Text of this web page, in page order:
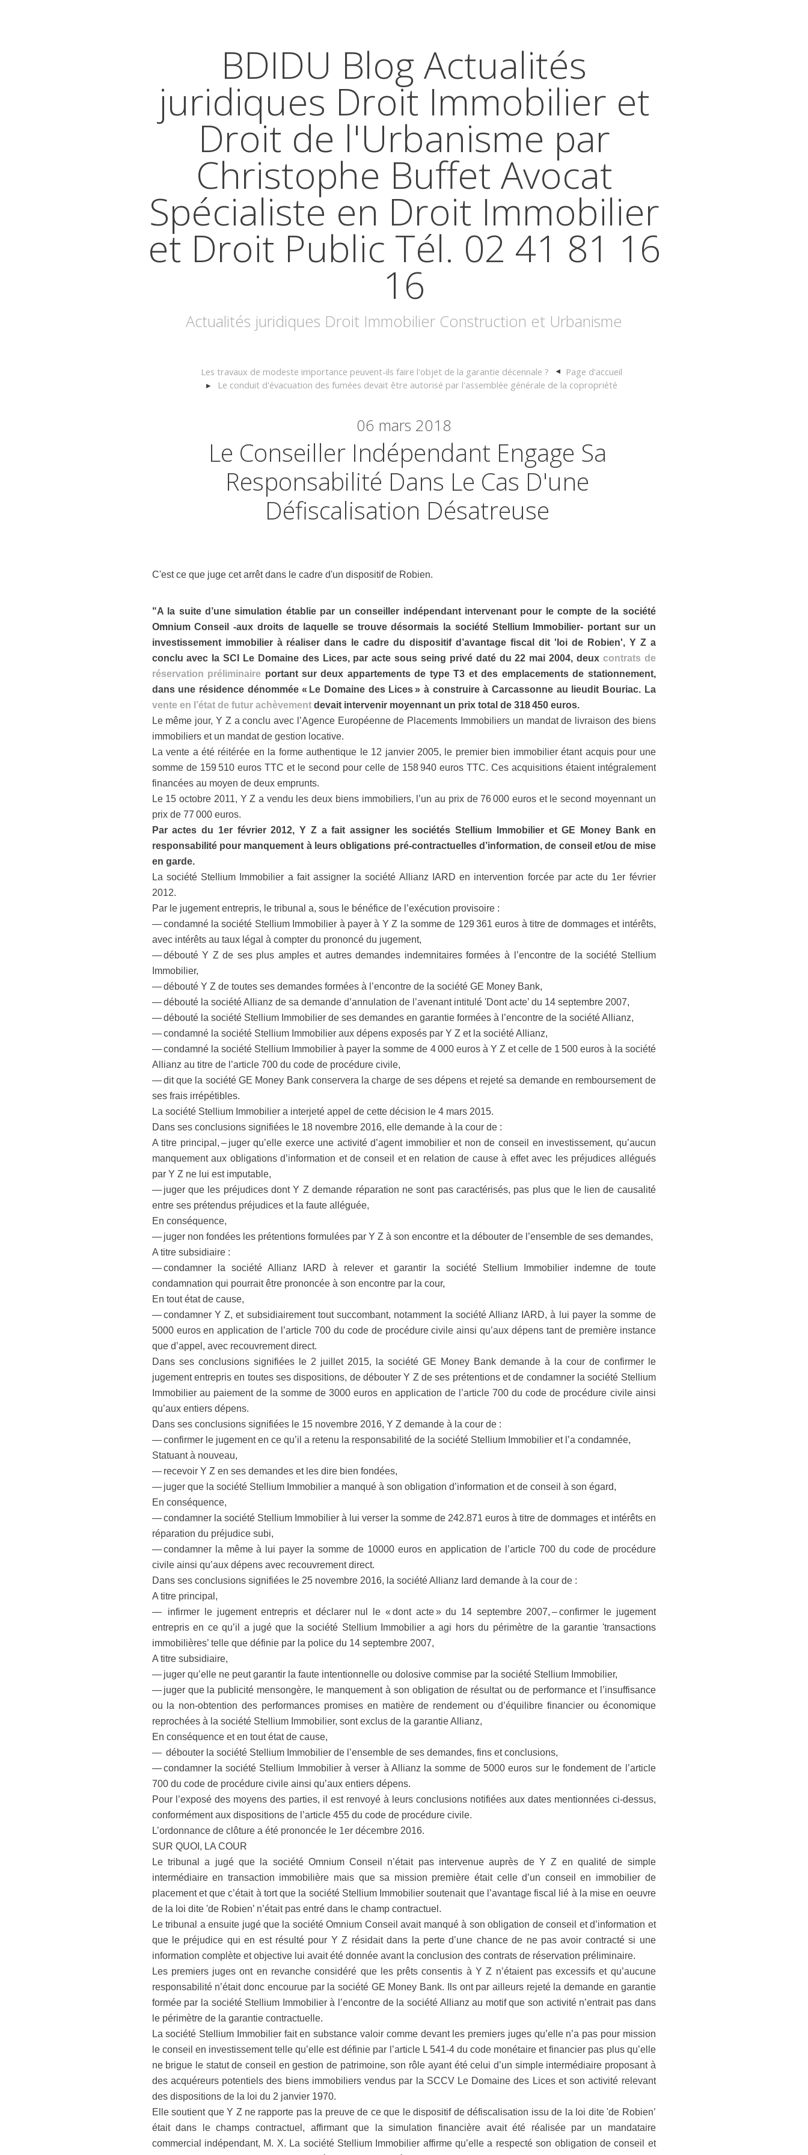
BDIDU Blog Actualités
juridiques Droit Immobilier et
Droit de l'Urbanisme par
Christophe Buffet Avocat
Spécialiste en Droit Immobilier
et Droit Public Tél. 02 41 81 16
16
Actualités juridiques Droit Immobilier Construction et Urbanisme
Les travaux de modeste importance peuvent-ils faire l'objet de la garantie décennale ?
Page d'accueil
Le conduit d'évacuation des fumées devait être autorisé par l'assemblée générale de la copropriété
06 mars 2018
Le Conseiller Indépendant Engage Sa
Responsabilité Dans Le Cas D'une
Défiscalisation Désatreuse
C'est ce que juge cet arrêt dans le cadre d'un dispositif de Robien.
"A la suite d’une simulation établie par un conseiller indépendant intervenant pour le compte de la société
Omnium Conseil -aux droits de laquelle se trouve désormais la société Stellium Immobilier- portant sur un
investissement immobilier à réaliser dans le cadre du dispositif d’avantage fiscal dit 'loi de Robien', Y Z a
conclu avec la SCI Le Domaine des Lices, par acte sous seing privé daté du 22 mai 2004, deux contrats de
réservation préliminaire portant sur deux appartements de type T3 et des emplacements de stationnement,
dans une résidence dénommée « Le Domaine des Lices » à construire à Carcassonne au lieudit Bouriac. La
vente en l’état de futur achèvementdevait intervenir moyennant un prix total de 318 450 euros.
Le même jour, Y Z a conclu avec l’Agence Européenne de Placements Immobiliers un mandat de livraison des biens
immobiliers et un mandat de gestion locative.
La vente a été réitérée en la forme authentique le 12 janvier 2005, le premier bien immobilier étant acquis pour une
somme de 159 510 euros TTC et le second pour celle de 158 940 euros TTC. Ces acquisitions étaient intégralement
financées au moyen de deux emprunts.
Le 15 octobre 2011, Y Z a vendu les deux biens immobiliers, l’un au prix de 76 000 euros et le second moyennant un
prix de 77 000 euros.
Par actes du 1er février 2012, Y Z a fait assigner les sociétés Stellium Immobilier et GE Money Bank en
responsabilité pour manquement à leurs obligations pré-contractuelles d’information, de conseil et/ou de mise
en garde.
La société Stellium Immobilier a fait assigner la société Allianz IARD en intervention forcée par acte du 1er février
2012.
Par le jugement entrepris, le tribunal a, sous le bénéfice de l’exécution provisoire :
— condamné la société Stellium Immobilier à payer à Y Z la somme de 129 361 euros à titre de dommages et intérêts,
avec intérêts au taux légal à compter du prononcé du jugement,
— débouté Y Z de ses plus amples et autres demandes indemnitaires formées à l’encontre de la société Stellium
Immobilier,
— débouté Y Z de toutes ses demandes formées à l’encontre de la société GE Money Bank,
— débouté la société Allianz de sa demande d’annulation de l’avenant intitulé 'Dont acte’ du 14 septembre 2007,
— débouté la société Stellium Immobilier de ses demandes en garantie formées à l’encontre de la société Allianz,
— condamné la société Stellium Immobilier aux dépens exposés par Y Z et la société Allianz,
— condamné la société Stellium Immobilier à payer la somme de 4 000 euros à Y Z et celle de 1 500 euros à la société
Allianz au titre de l’article 700 du code de procédure civile,
— dit que la société GE Money Bank conservera la charge de ses dépens et rejeté sa demande en remboursement de
ses frais irrépétibles.
La société Stellium Immobilier a interjeté appel de cette décision le 4 mars 2015.
Dans ses conclusions signifiées le 18 novembre 2016, elle demande à la cour de :
A titre principal, – juger qu’elle exerce une activité d’agent immobilier et non de conseil en investissement, qu’aucun
manquement aux obligations d’information et de conseil et en relation de cause à effet avec les préjudices allégués
par Y Z ne lui est imputable,
— juger que les préjudices dont Y Z demande réparation ne sont pas caractérisés, pas plus que le lien de causalité
entre ses prétendus préjudices et la faute alléguée,
En conséquence,
— juger non fondées les prétentions formulées par Y Z à son encontre et la débouter de l’ensemble de ses demandes,
A titre subsidiaire :
— condamner la société Allianz IARD à relever et garantir la société Stellium Immobilier indemne de toute
condamnation qui pourrait être prononcée à son encontre par la cour,
En tout état de cause,
— condamner Y Z, et subsidiairement tout succombant, notamment la société Allianz IARD, à lui payer la somme de
5000 euros en application de l’article 700 du code de procédure civile ainsi qu’aux dépens tant de première instance
que d’appel, avec recouvrement direct.
Dans ses conclusions signifiées le 2 juillet 2015, la société GE Money Bank demande à la cour de confirmer le
jugement entrepris en toutes ses dispositions, de débouter Y Z de ses prétentions et de condamner la société Stellium
Immobilier au paiement de la somme de 3000 euros en application de l’article 700 du code de procédure civile ainsi
qu’aux entiers dépens.
Dans ses conclusions signifiées le 15 novembre 2016, Y Z demande à la cour de :
— confirmer le jugement en ce qu’il a retenu la responsabilité de la société Stellium Immobilier et l’a condamnée,
Statuant à nouveau,
— recevoir Y Z en ses demandes et les dire bien fondées,
— juger que la société Stellium Immobilier a manqué à son obligation d’information et de conseil à son égard,
En conséquence,
— condamner la société Stellium Immobilier à lui verser la somme de 242.871 euros à titre de dommages et intérêts en
réparation du préjudice subi,
— condamner la même à lui payer la somme de 10000 euros en application de l’article 700 du code de procédure
civile ainsi qu’aux dépens avec recouvrement direct.
Dans ses conclusions signifiées le 25 novembre 2016, la société Allianz Iard demande à la cour de :
A titre principal,
— infirmer le jugement entrepris et déclarer nul le « dont acte » du 14 septembre 2007, – confirmer le jugement
entrepris en ce qu’il a jugé que la société Stellium Immobilier a agi hors du périmètre de la garantie 'transactions
immobilières’ telle que définie par la police du 14 septembre 2007,
A titre subsidiaire,
— juger qu’elle ne peut garantir la faute intentionnelle ou dolosive commise par la société Stellium Immobilier,
— juger que la publicité mensongère, le manquement à son obligation de résultat ou de performance et l’insuffisance
ou la non-obtention des performances promises en matière de rendement ou d’équilibre financier ou économique
reprochées à la société Stellium Immobilier, sont exclus de la garantie Allianz,
En conséquence et en tout état de cause,
— débouter la société Stellium Immobilier de l’ensemble de ses demandes, fins et conclusions,
— condamner la société Stellium Immobilier à verser à Allianz la somme de 5000 euros sur le fondement de l’article
700 du code de procédure civile ainsi qu’aux entiers dépens.
Pour l’exposé des moyens des parties, il est renvoyé à leurs conclusions notifiées aux dates mentionnées ci-dessus,
conformément aux dispositions de l’article 455 du code de procédure civile.
L’ordonnance de clôture a été prononcée le 1er décembre 2016.
SUR QUOI, LA COUR
Le tribunal a jugé que la société Omnium Conseil n’était pas intervenue auprès de Y Z en qualité de simple
intermédiaire en transaction immobilière mais que sa mission première était celle d’un conseil en immobilier de
placement et que c’était à tort que la société Stellium Immobilier soutenait que l’avantage fiscal lié à la mise en oeuvre
de la loi dite 'de Robien’ n’était pas entré dans le champ contractuel.
Le tribunal a ensuite jugé que la société Omnium Conseil avait manqué à son obligation de conseil et d’information et
que le préjudice qui en est résulté pour Y Z résidait dans la perte d’une chance de ne pas avoir contracté si une
information complète et objective lui avait été donnée avant la conclusion des contrats de réservation préliminaire.
Les premiers juges ont en revanche considéré que les prêts consentis à Y Z n’étaient pas excessifs et qu’aucune
responsabilité n’était donc encourue par la société GE Money Bank. Ils ont par ailleurs rejeté la demande en garantie
formée par la société Stellium Immobilier à l’encontre de la société Allianz au motif que son activité n’entrait pas dans
le périmètre de la garantie contractuelle.
La société Stellium Immobilier fait en substance valoir comme devant les premiers juges qu’elle n’a pas pour mission
le conseil en investissement telle qu’elle est définie par l’article L 541-4 du code monétaire et financier pas plus qu’elle
ne brigue le statut de conseil en gestion de patrimoine, son rôle ayant été celui d’un simple intermédiaire proposant à
des acquéreurs potentiels des biens immobiliers vendus par la SCCV Le Domaine des Lices et son activité relevant
des dispositions de la loi du 2 janvier 1970.
Elle soutient que Y Z ne rapporte pas la preuve de ce que le dispositif de défiscalisation issu de la loi dite 'de Robien’
était dans le champs contractuel, affirmant que la simulation financière avait été réalisée par un mandataire
commercial indépendant, M. X. La société Stellium Immobilier affirme qu’elle a respecté son obligation de conseil et